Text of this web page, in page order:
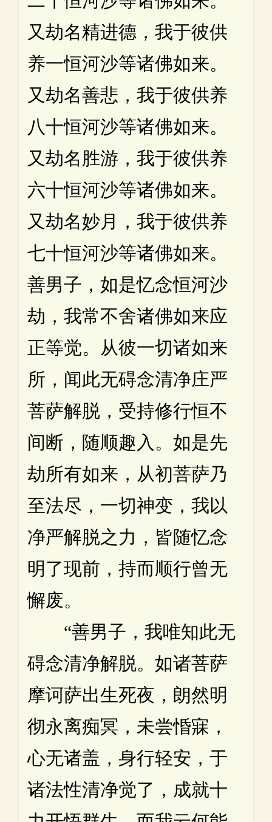
又劫名精进德，我于彼供
养一恒河沙等诸佛如来。
又劫名善悲，我于彼供养
八十恒河沙等诸佛如来。
又劫名胜游，我于彼供养
六十恒河沙等诸佛如来。
又劫名妙月，我于彼供养
七十恒河沙等诸佛如来。
善男子，如是忆念恒河沙
劫，我常不舍诸佛如来应
正等觉。从彼一切诸如来
所，闻此无碍念清净庄严
菩萨解脱，受持修行恒不
间断，随顺趣入。如是先
劫所有如来，从初菩萨乃
至法尽，一切神变，我以
净严解脱之力，皆随忆念
明了现前，持而顺行曾无
懈废。
“善男子，我唯知此无
碍念清净解脱。如诸菩萨
摩诃萨出生死夜，朗然明
彻永离痴冥，未尝惛寐，
心无诸盖，身行轻安，于
诸法性清净觉了，成就十